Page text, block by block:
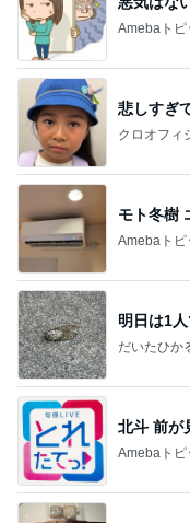
Amebaトピ
悲しすぎ
クロオフィ
モト冬樹
Amebaトピ
明日は1
だいたひか
北斗 前が
Amebaトピ